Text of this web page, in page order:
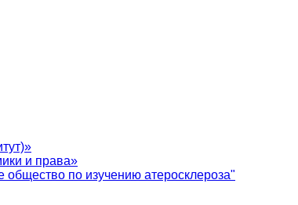
и права»
по изучению атеросклероза"